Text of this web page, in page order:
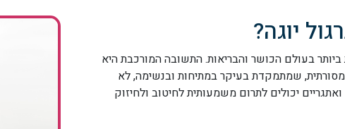
יוגה?
בעולם הכושר והבריאות. התשובה המורכבת היא
מסורתית, שמתמקדת בעיקר במתיחות ובנשימה, לא
יכולים לתרום משמעותית לחיטוב ולחיזוק